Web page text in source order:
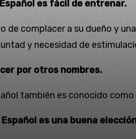
es fácil de entrenar.
de complacer a su dueño y
y necesidad de
por otros nombres.
también es conocido
Español es una buena